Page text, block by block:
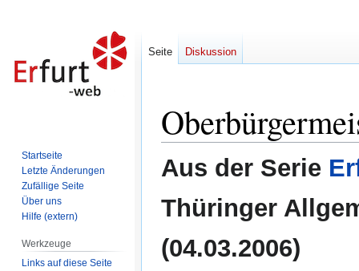
Navigation
springen
Suche
springen
Aus der Serie
Thüringer
(04.03.2006)
Seite Diskussion
Startseite
Letzte Änderungen
Zufällige Seite
Über uns
Hilfe (extern)
Werkzeuge
Links auf diese Seite